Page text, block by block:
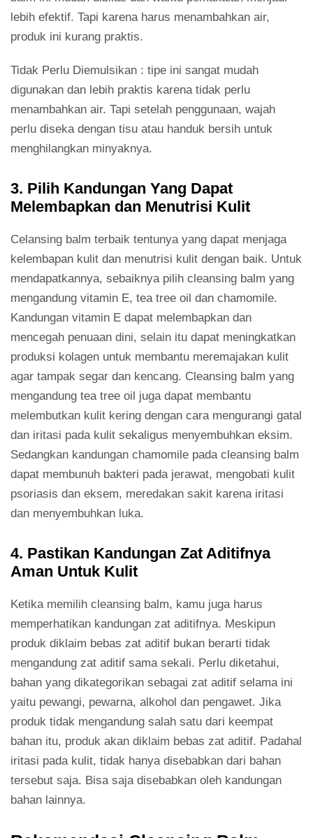
lebih efektif. Tapi karena harus menambahkan air,
produk ini kurang praktis.
Tidak Perlu Diemulsikan : tipe ini sangat mudah
digunakan dan lebih praktis karena tidak perlu
menambahkan air. Tapi setelah penggunaan, wajah
perlu diseka dengan tisu atau handuk bersih untuk
menghilangkan minyaknya.
3. Pilih Kandungan Yang Dapat
Melembapkan dan Menutrisi Kulit
Celansing balm terbaik tentunya yang dapat menjaga
kelembapan kulit dan menutrisi kulit dengan baik. Untuk
mendapatkannya, sebaiknya pilih cleansing balm yang
mengandung vitamin E, tea tree oil dan chamomile.
Kandungan vitamin E dapat melembapkan dan
mencegah penuaan dini, selain itu dapat meningkatkan
produksi kolagen untuk membantu meremajakan kulit
agar tampak segar dan kencang. Cleansing balm yang
mengandung tea tree oil juga dapat membantu
melembutkan kulit kering dengan cara mengurangi gatal
dan iritasi pada kulit sekaligus menyembuhkan eksim.
Sedangkan kandungan chamomile pada cleansing balm
dapat membunuh bakteri pada jerawat, mengobati kulit
psoriasis dan eksem, meredakan sakit karena iritasi
dan menyembuhkan luka.
4. Pastikan Kandungan Zat Aditifnya
Aman Untuk Kulit
Ketika memilih cleansing balm, kamu juga harus
memperhatikan kandungan zat aditifnya. Meskipun
produk diklaim bebas zat aditif bukan berarti tidak
mengandung zat aditif sama sekali. Perlu diketahui,
bahan yang dikategorikan sebagai zat aditif selama ini
yaitu pewangi, pewarna, alkohol dan pengawet. Jika
produk tidak mengandung salah satu dari keempat
bahan itu, produk akan diklaim bebas zat aditif. Padahal
iritasi pada kulit, tidak hanya disebabkan dari bahan
tersebut saja. Bisa saja disebabkan oleh kandungan
bahan lainnya.